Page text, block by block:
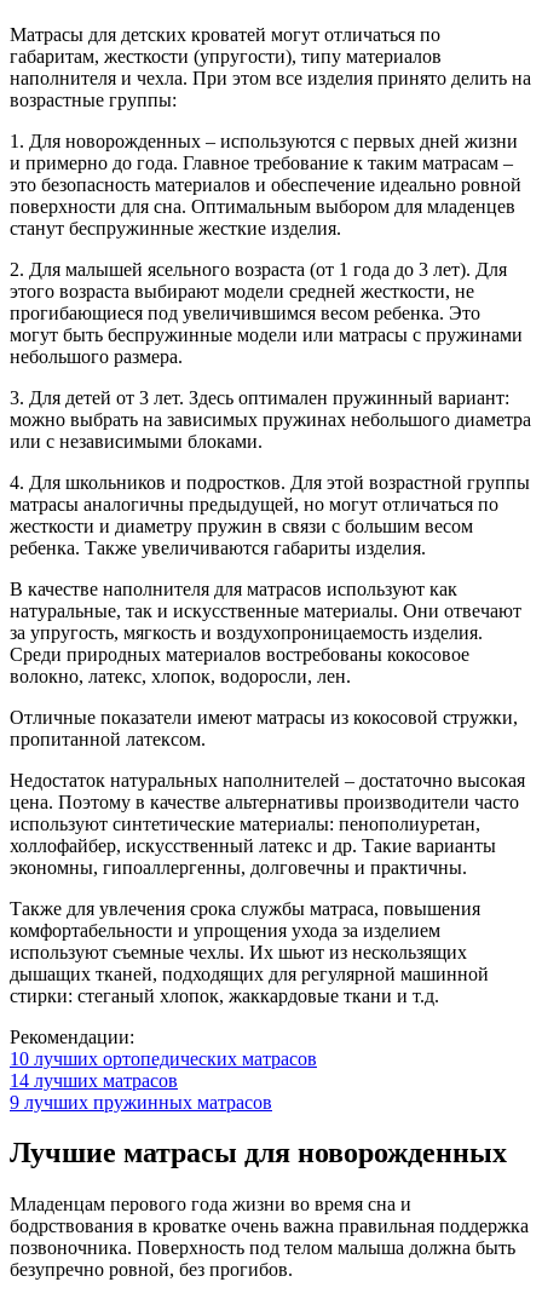
Матрасы для детских кроватей могут отличаться по
габаритам, жесткости (упругости), типу материалов
наполнителя и чехла. При этом все изделия принято делить на
возрастные группы:
1. Для новорожденных – используются с первых дней жизни
и примерно до года. Главное требование к таким матрасам –
это безопасность материалов и обеспечение идеально ровной
поверхности для сна. Оптимальным выбором для младенцев
станут беспружинные жесткие изделия.
2. Для малышей ясельного возраста (от 1 года до 3 лет). Для
этого возраста выбирают модели средней жесткости, не
прогибающиеся под увеличившимся весом ребенка. Это
могут быть беспружинные модели или матрасы с пружинами
небольшого размера.
3. Для детей от 3 лет. Здесь оптимален пружинный вариант:
можно выбрать на зависимых пружинах небольшого диаметра
или с независимыми блоками.
4. Для школьников и подростков. Для этой возрастной группы
матрасы аналогичны предыдущей, но могут отличаться по
жесткости и диаметру пружин в связи с большим весом
ребенка. Также увеличиваются габариты изделия.
В качестве наполнителя для матрасов используют как
натуральные, так и искусственные материалы. Они отвечают
за упругость, мягкость и воздухопроницаемость изделия.
Среди природных материалов востребованы кокосовое
волокно, латекс, хлопок, водоросли, лен.
Отличные показатели имеют матрасы из кокосовой стружки,
пропитанной латексом.
Недостаток натуральных наполнителей – достаточно высокая
цена. Поэтому в качестве альтернативы производители часто
используют синтетические материалы: пенополиуретан,
холлофайбер, искусственный латекс и др. Такие варианты
экономны, гипоаллергенны, долговечны и практичны.
Также для увлечения срока службы матраса, повышения
комфортабельности и упрощения ухода за изделием
используют съемные чехлы. Их шьют из нескользящих
дышащих тканей, подходящих для регулярной машинной
стирки: стеганый хлопок, жаккардовые ткани и т.д.
Рекомендации:
10 лучших ортопедических матрасов
14 лучших матрасов
9 лучших пружинных матрасов
Лучшие матрасы для новорожденных
Младенцам перового года жизни во время сна и
бодрствования в кроватке очень важна правильная поддержка
позвоночника. Поверхность под телом малыша должна быть
безупречно ровной, без прогибов.